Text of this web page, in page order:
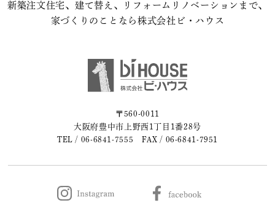
新築注文住宅、建て替え、リフォームリノベーションまで、
家づくりのことなら株式会社ビ・ハウス
〒560-0011
大阪府豊中市上野西1丁目1番28号
TEL / 06-6841-7555 FAX / 06-6841-7951